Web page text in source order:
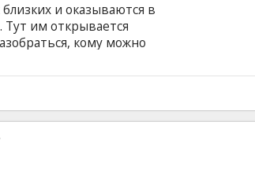
и оказываются в
им открывается
кому можно
придется сделать
любовью и
языке с субтитрами